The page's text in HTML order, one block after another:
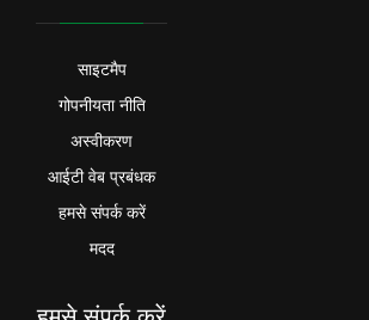
साइटमैप
गोपनीयता नीति
अस्वीकरण
आईटी वेब प्रबंधक
हमसे संपर्क करें
मदद